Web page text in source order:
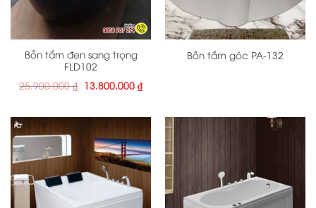
Bồn tắm đen sang trọng
FLD102
25.900.000₫ Giá
gốc
13.800.000 ₫Giá
hiện
13.800.000 ₫.
Bồn tắm góc PA-132